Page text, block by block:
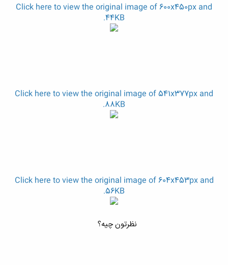
Click here to view the original image of 600x450px and
44KB.
Click here to view the original image of 541x377px and
88KB.
Click here to view the original image of 604x453px and
56KB.
نظرتون چیه؟